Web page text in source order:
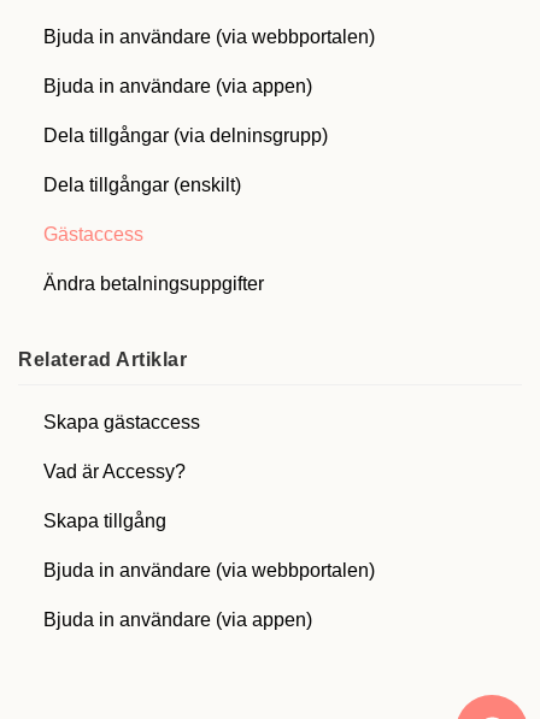
Bjuda in användare (via webbportalen)
Bjuda in användare (via appen)
Dela tillgångar (via delninsgrupp)
Dela tillgångar (enskilt)
Gästaccess
Ändra betalningsuppgifter
Relaterad Artiklar
Skapa gästaccess
Vad är Accessy?
Skapa tillgång
Bjuda in användare (via webbportalen)
Bjuda in användare (via appen)